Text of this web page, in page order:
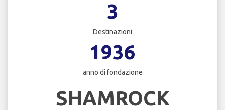
3
Destinazioni
1936
anno di fondazione
SHAMROCK